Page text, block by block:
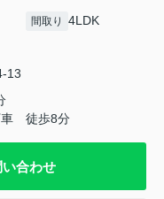
間取り 4LDK
13
車 徒歩8分
合わせ